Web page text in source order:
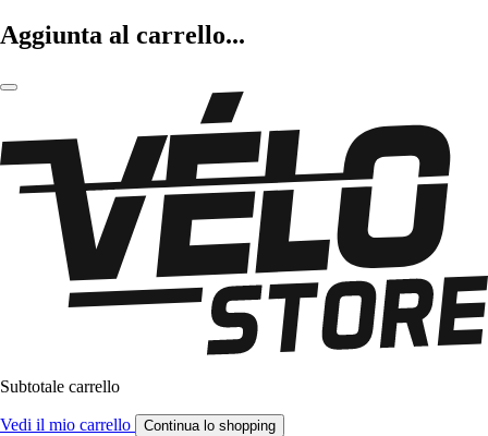
Aggiunta al carrello...
Subtotale carrello
Vedi il mio carrello Continua lo shopping